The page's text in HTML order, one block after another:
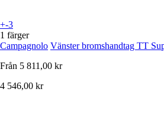
+-3
1 färger
Campagnolo Vänster bromshandtag TT
Från 5 811,00 kr
4 546,00 kr